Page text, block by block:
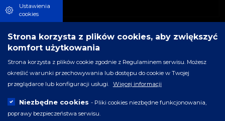
Ustawienia
cookies
Strona korzysta z plików cookies, aby zwiększyć
komfort użytkowania
Strona korzysta z plików cookie zgodnie z Regulaminem serwisu. Możesz
określić warunki przechowywania lub dostępu do cookie w Twojej
przeglądarce lub konfiguracji usługi.
Więcej informacji
Niezbędne cookies - Pliki cookies niezbędne funkcjonowania,
poprawy bezpieczeństwa serwisu.